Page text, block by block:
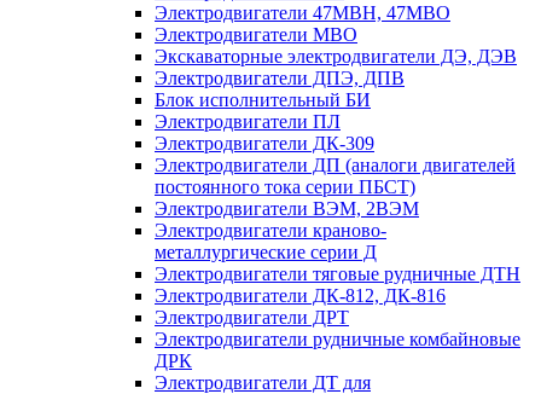
Электродвигатели 47MBH, 47МВО
Электродвигатели MBO
Экскаваторные электродвигатели ДЭ, ДЭВ
Электродвигатели ДПЭ, ДПВ
Блок исполнительный БИ
Электродвигатели ПЛ
Электродвигатели ДК-309
Электродвигатели ДП (аналоги двигателей
постоянного тока серии ПБСТ)
Электродвигатели ВЭМ, 2ВЭМ
Электродвигатели краново-
металлургические серии Д
Электродвигатели тяговые рудничные ДТН
Электродвигатели ДК-812, ДК-816
Электродвигатели ДРТ
Электродвигатели рудничные комбайновые
ДРК
Электродвигатели ДТ для